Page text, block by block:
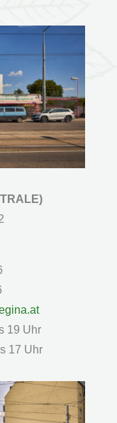
19 Uhr
17 Uhr